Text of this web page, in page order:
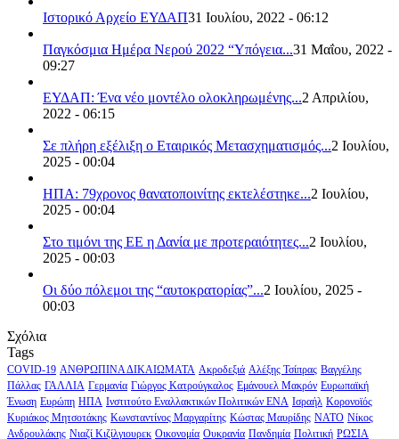
Ιστορικό Αρχείο ΕΥΔΑΠ31 Ιουλίου, 2022 - 06:12
Παγκόσμια Ημέρα Νερού 2022 “Υπόγεια...31 Μαΐου, 2022 -
09:27
ΕΥΔΑΠ: Ένα νέο μοντέλο ολοκληρωμένης...2 Απριλίου,
2022 - 06:15
Σε πλήρη εξέλιξη ο Εταιρικός Μετασχηματισμός...2 Ιουλίου,
2025 - 00:04
ΗΠΑ: 79χρονος θανατοποινίτης εκτελέστηκε...2 Ιουλίου,
2025 - 00:04
Στο τιμόνι της ΕΕ η Δανία με προτεραιότητες...2 Ιουλίου,
2025 - 00:03
Οι δύο πόλεμοι της “αυτοκρατορίας”...2 Ιουλίου, 2025 -
00:03
Σχόλια
Tags
COVID-19 ΑΝΘΡΩΠΙΝΑ ΔΙΚΑΙΩΜΑΤΑ Ακροδεξιά Αλέξης Τσίπρας Βαγγέλης
Πάλλας ΓΑΛΛΙΑ Γερμανία Γιώργος Κατρούγκαλος Εμάνουελ Μακρόν Ευρωπαϊκή
Ένωση Ευρώπη ΗΠΑ Ινστιτούτο Εναλλακτικών Πολιτικών ΕΝΑ Ισραήλ Κορονοϊός
Κυριάκος Μητσοτάκης Κωνσταντίνος Μαργαρίτης Κώστας Μαυρίδης ΝΑΤΟ Νίκος
Ανδρουλάκης Νιαζί Κιζίλγιουρεκ Οικονομία Ουκρανία Πανδημία Πολιτική ΡΩΣΙΑ